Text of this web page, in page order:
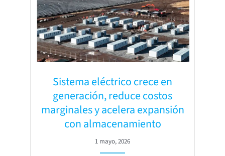
Sistema eléctrico crece en
generación, reduce costos
marginales y acelera expansión
con almacenamiento
1 mayo, 2026